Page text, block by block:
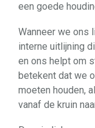
een goede
Wanneer we ons
interne uitlijning
en ons helpt om
betekent dat we
moeten houden,
vanaf de kruin